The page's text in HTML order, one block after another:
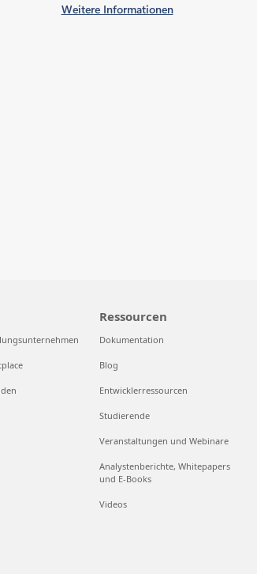
Weitere Informationen
Ressourcen
Dokumentation
Blog
Entwicklerressourcen
Studierende
Veranstaltungen und Webinare
Analystenberichte, Whitepapers
und E-Books
Videos